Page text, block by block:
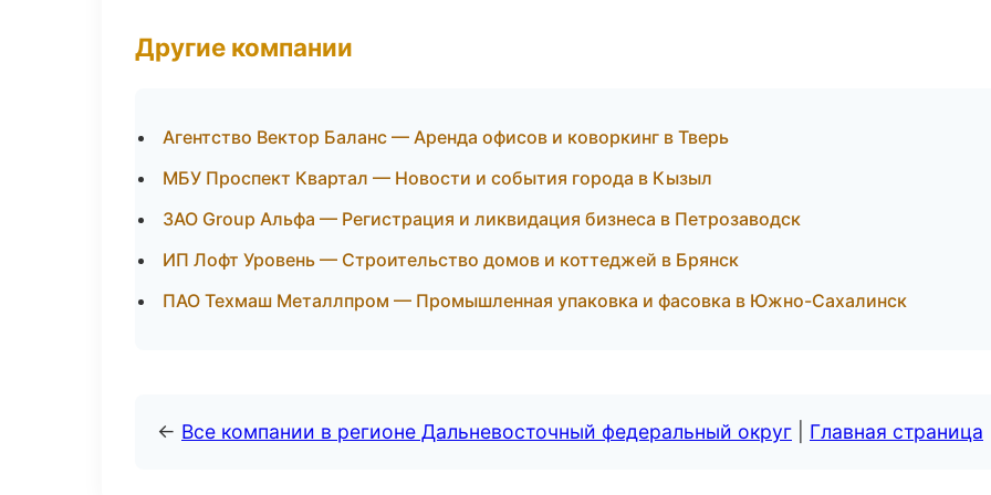
Другие компании
Агентство Вектор Баланс — Аренда офисов и коворкинг в Тверь
МБУ Проспект Квартал — Новости и события города в Кызыл
ЗАО Group Альфа — Регистрация и ликвидация бизнеса в Петрозаводск
ИП Лофт Уровень — Строительство домов и коттеджей в Брянск
ПАО Техмаш Металлпром — Промышленная упаковка и фасовка в Южно-Сахалинск
← Все компании в регионе Дальневосточный федеральный округ Главная страница